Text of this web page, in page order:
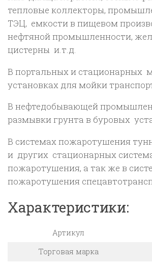
тепловые коллекторы,
ТЭЦ, емкости в пищевом
нефтяной промышленности,
цистерны и.т.д.
В портальных и стационарных
установках для мойки
В нефтедобывающей
размывки грунта в буровых
В системах пожаротушения
и других стационарных
пожаротушения, а так же в
пожаротушения
Характеристики:
Артикул
Торговая марка